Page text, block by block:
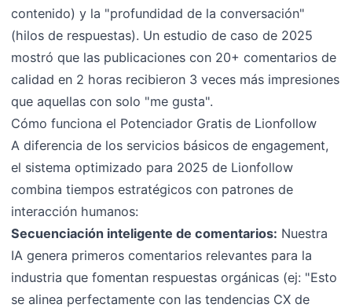
contenido) y la "profundidad de la conversación"
(hilos de respuestas). Un estudio de caso de 2025
mostró que las publicaciones con 20+ comentarios de
calidad en 2 horas recibieron 3 veces más impresiones
que aquellas con solo "me gusta".
Cómo funciona el Potenciador Gratis de Lionfollow
A diferencia de los servicios básicos de engagement,
el sistema optimizado para 2025 de Lionfollow
combina tiempos estratégicos con patrones de
interacción humanos:
Secuenciación inteligente de comentarios: Nuestra
IA genera primeros comentarios relevantes para la
industria que fomentan respuestas orgánicas (ej: "Esto
se alinea perfectamente con las tendencias CX de